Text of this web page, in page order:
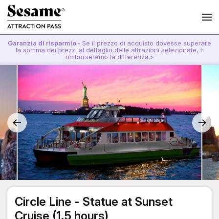
Garanzia di risparmio - Se il prezzo di acquisto dovesse superare
la somma dei prezzi al dettaglio delle attrazioni selezionate, ti
rimborseremo la differenza.>
Circle Line - Statue at Sunset
Cruise (1.5 hours)